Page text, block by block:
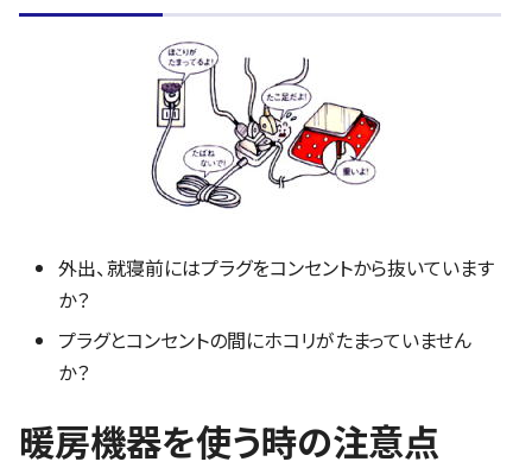
外出、就寝前にはプラグをコンセントから抜いています
か？
プラグとコンセントの間にホコリがたまっていません
か？
暖房機器を使う時の注意点